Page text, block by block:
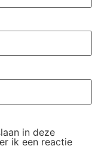
in deze
ik een reactie